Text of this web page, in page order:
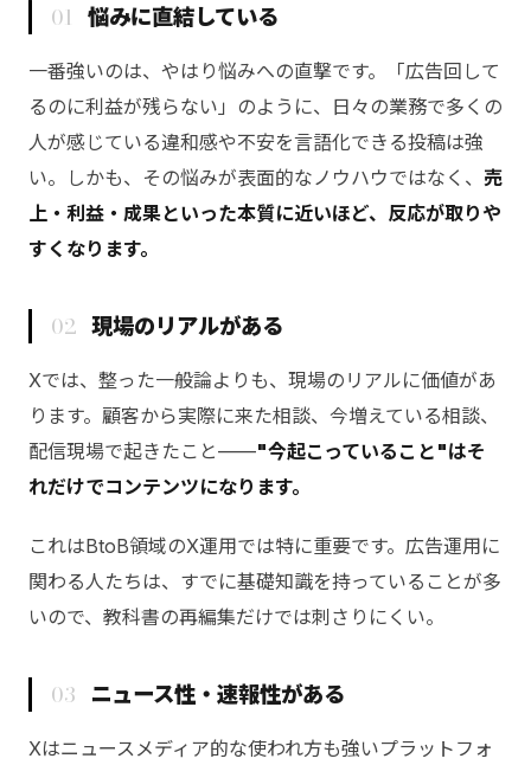
01 悩みに直結している
一番強いのは、やはり悩みへの直撃です。「広告回して
るのに利益が残らない」のように、日々の業務で多くの
人が感じている違和感や不安を言語化できる投稿は強
い。しかも、その悩みが表面的なノウハウではなく、 売
上・利益・成果といった本質に近いほど、反応が取りや
すくなります。
02 現場のリアルがある
Xでは、整った一般論よりも、現場のリアルに価値があ
ります。顧客から実際に来た相談、今増えている相談、
配信現場で起きたこと——"今起こっていること"はそ
れだけでコンテンツになります。
これはBtoB領域のX運用では特に重要です。広告運用に
関わる人たちは、すでに基礎知識を持っていることが多
いので、教科書の再編集だけでは刺さりにくい。
03 ニュース性・速報性がある
Xはニュースメディア的な使われ方も強いプラットフォ